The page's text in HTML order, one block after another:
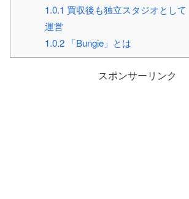
1.0.1 買収後も独立スタジオとして
運営
1.0.2「Bungie」とは
スポンサーリンク